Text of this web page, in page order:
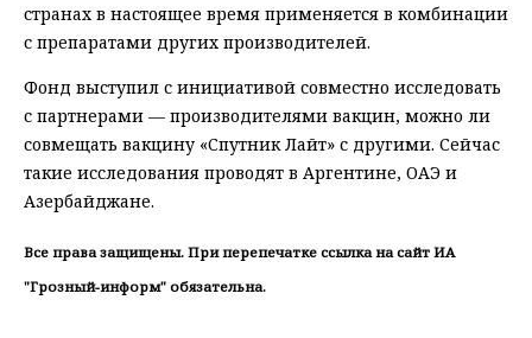
странах в настоящее время применяется в комбинации
с препаратами других производителей.
Фонд выступил с инициативой совместно исследовать
с партнерами — производителями вакцин, можно ли
совмещать вакцину «Спутник Лайт» с другими. Сейчас
такие исследования проводят в Аргентине, ОАЭ и
Азербайджане.
Все права защищены. При перепечатке ссылка на сайт ИА
"Грозный-информ" обязательна.